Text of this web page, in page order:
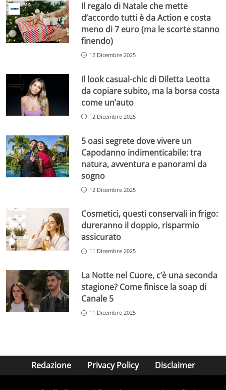
Il regalo di Natale che mette
d’accordo tutti è da Action e costa
meno di 7 euro (ma le scorte stanno
finendo)
12 Dicembre 2025
Il look casual-chic di Diletta Leotta
da copiare subito, ma la borsa costa
come un’auto
12 Dicembre 2025
5 oasi segrete dove vivere un
Capodanno indimenticabile: tra
natura, avventura e panorami da
sogno
12 Dicembre 2025
Cosmetici, questi conservali in frigo:
dureranno il doppio, risparmio
assicurato
11 Dicembre 2025
La Notte nel Cuore, c’è una seconda
stagione? Come finisce la soap di
Canale 5
11 Dicembre 2025
Redazione Privacy Policy Disclaimer